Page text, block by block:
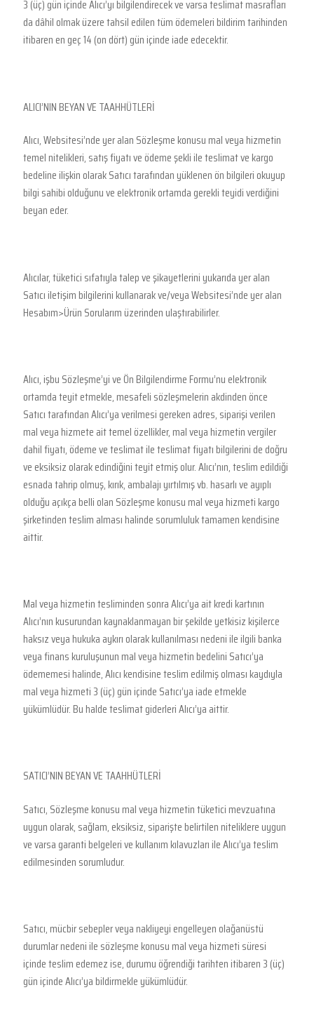
3 (üç) gün içinde Alıcı’yı bilgilendirecek ve varsa teslimat masrafları
da dâhil olmak üzere tahsil edilen tüm ödemeleri bildirim tarihinden
itibaren en geç 14 (on dört) gün içinde iade edecektir.
ALICI’NIN BEYAN VE TAAHHÜTLERİ
Alıcı, Websitesi’nde yer alan Sözleşme konusu mal veya hizmetin
temel nitelikleri, satış fiyatı ve ödeme şekli ile teslimat ve kargo
bedeline ilişkin olarak Satıcı tarafından yüklenen ön bilgileri okuyup
bilgi sahibi olduğunu ve elektronik ortamda gerekli teyidi verdiğini
beyan eder.
Alıcılar, tüketici sıfatıyla talep ve şikayetlerini yukarıda yer alan
Satıcı iletişim bilgilerini kullanarak ve/veya Websitesi’nde yer alan
Hesabım>Ürün Sorularım üzerinden ulaştırabilirler.
Alıcı, işbu Sözleşme’yi ve Ön Bilgilendirme Formu’nu elektronik
ortamda teyit etmekle, mesafeli sözleşmelerin akdinden önce
Satıcı tarafından Alıcı’ya verilmesi gereken adres, siparişi verilen
mal veya hizmete ait temel özellikler, mal veya hizmetin vergiler
dahil fiyatı, ödeme ve teslimat ile teslimat fiyatı bilgilerini de doğru
ve eksiksiz olarak edindiğini teyit etmiş olur. Alıcı’nın, teslim edildiği
esnada tahrip olmuş, kırık, ambalajı yırtılmış vb. hasarlı ve ayıplı
olduğu açıkça belli olan Sözleşme konusu mal veya hizmeti kargo
şirketinden teslim alması halinde sorumluluk tamamen kendisine
aittir.
Mal veya hizmetin tesliminden sonra Alıcı’ya ait kredi kartının
Alıcı’nın kusurundan kaynaklanmayan bir şekilde yetkisiz kişilerce
haksız veya hukuka aykırı olarak kullanılması nedeni ile ilgili banka
veya finans kuruluşunun mal veya hizmetin bedelini Satıcı’ya
ödememesi halinde, Alıcı kendisine teslim edilmiş olması kaydıyla
mal veya hizmeti 3 (üç) gün içinde Satıcı’ya iade etmekle
yükümlüdür. Bu halde teslimat giderleri Alıcı’ya aittir.
SATICI’NIN BEYAN VE TAAHHÜTLERİ
Satıcı, Sözleşme konusu mal veya hizmetin tüketici mevzuatına
uygun olarak, sağlam, eksiksiz, siparişte belirtilen niteliklere uygun
ve varsa garanti belgeleri ve kullanım kılavuzları ile Alıcı’ya teslim
edilmesinden sorumludur.
Satıcı, mücbir sebepler veya nakliyeyi engelleyen olağanüstü
durumlar nedeni ile sözleşme konusu mal veya hizmeti süresi
içinde teslim edemez ise, durumu öğrendiği tarihten itibaren 3 (üç)
gün içinde Alıcı’ya bildirmekle yükümlüdür.